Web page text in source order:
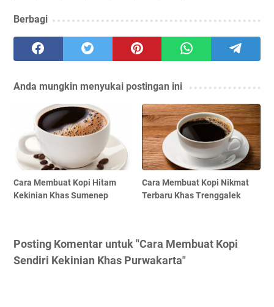
Berbagi
Anda mungkin menyukai postingan ini
Cara Membuat Kopi Hitam
Kekinian Khas Sumenep
Cara Membuat Kopi Nikmat
Terbaru Khas Trenggalek
Posting Komentar untuk "Cara Membuat Kopi
Sendiri Kekinian Khas Purwakarta"